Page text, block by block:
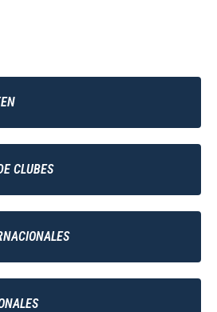
CLUBES